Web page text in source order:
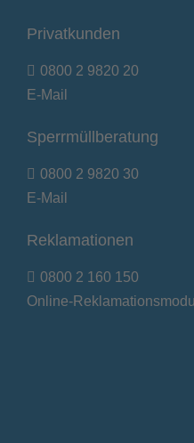
Privatkunden
0800 2 9820 20
E-Mail
Sperrmüllberatung
0800 2 9820 30
E-Mail
Reklamationen
0800 2 160 150
Online-Reklamationsmodul